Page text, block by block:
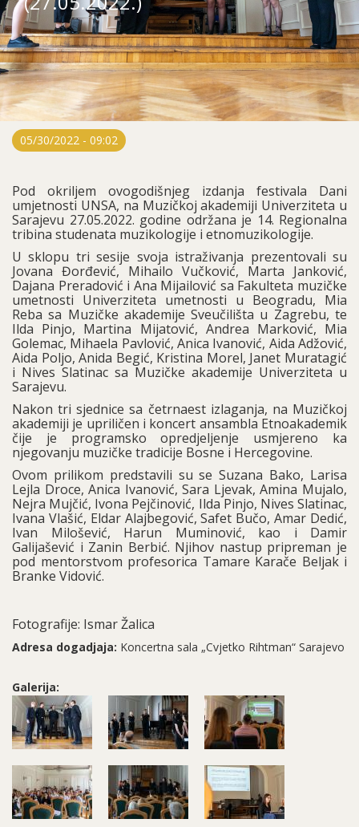
05/30/2022 - 09:02
Pod okriljem ovogodišnjeg izdanja festivala Dani
umjetnosti UNSA, na Muzičkoj akademiji Univerziteta u
Sarajevu 27.05.2022. godine održana je 14. Regionalna
tribina studenata muzikologije i etnomuzikologije.
U sklopu tri sesije svoja istraživanja prezentovali su
Jovana Đorđević, Mihailo Vučković, Marta Janković,
Dajana Preradović i Ana Mijailović sa Fakulteta muzičke
umetnosti Univerziteta umetnosti u Beogradu, Mia
Reba sa Muzičke akademije Sveučilišta u Zagrebu, te
Ilda Pinjo, Martina Mijatović, Andrea Marković, Mia
Golemac, Mihaela Pavlović, Anica Ivanović, Aida Adžović,
Aida Poljo, Anida Begić, Kristina Morel, Janet Muratagić
i Nives Slatinac sa Muzičke akademije Univerziteta u
Sarajevu.
Nakon tri sjednice sa četrnaest izlaganja, na Muzičkoj
akademiji je upriličen i koncert ansambla Etnoakademik
čije je programsko opredjeljenje usmjereno ka
njegovanju muzičke tradicije Bosne i Hercegovine.
Ovom prilikom predstavili su se Suzana Bako, Larisa
Lejla Droce, Anica Ivanović, Sara Ljevak, Amina Mujalo,
Nejra Mujčić, Ivona Pejčinović, Ilda Pinjo, Nives Slatinac,
Ivana Vlašić, Eldar Alajbegović, Safet Bučo, Amar Dedić,
Ivan Milošević, Harun Muminović, kao i Damir
Galijašević i Zanin Berbić. Njihov nastup pripreman je
pod mentorstvom profesorica Tamare Karače Beljak i
Branke Vidović.
Fotografije: Ismar Žalica
Adresa dogadjaja: Koncertna sala „Cvjetko Rihtman“ Sarajevo
Galerija: